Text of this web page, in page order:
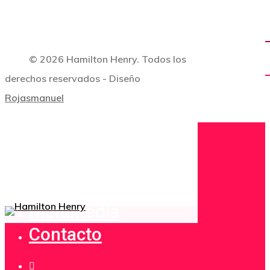
Hit enter to search or ESC to close
© 2026 Hamilton Henry. Todos los
derechos reservados - Diseño
Rojasmanuel
Multimedia
Contacto